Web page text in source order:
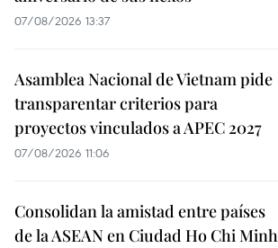
07/08/2026 13:37
Asamblea Nacional de Vietnam pide
transparentar criterios para
proyectos vinculados a APEC 2027
07/08/2026 11:06
Consolidan la amistad entre países
de la ASEAN en Ciudad Ho Chi Minh